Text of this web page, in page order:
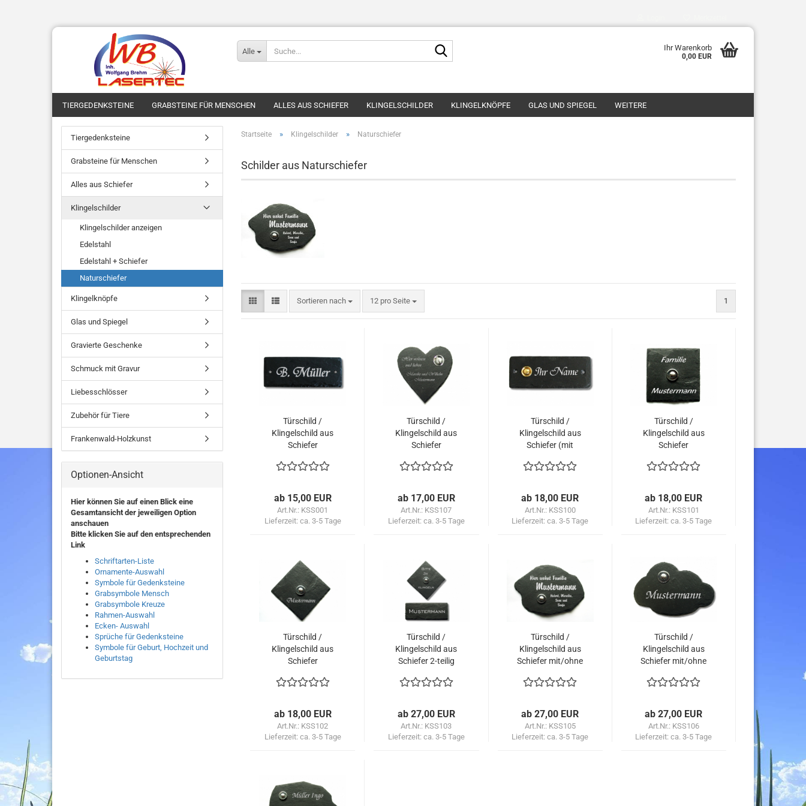
Alle Ihr Warenkorb
0,00 EUR
TIERGEDENKSTEINE GRABSTEINE FÜR MENSCHEN ALLES AUS SCHIEFER KLINGELSCHILDER KLINGELKNÖPFE GLAS UND SPIEGEL WEITERE
Startseite » Klingelschilder » Naturschiefer
Schilder aus Naturschiefer
Sortieren nach
Sortieren nach 12 pro Seite
pro Seite 1
Türschild /
Klingelschild aus
Schiefer
ab 15,00 EUR
Art.Nr.: KSS001
Lieferzeit: ca. 3-5 Tage
Türschild /
Klingelschild aus
Schiefer
Klingelknopf
ab 17,00 EUR
Art.Nr.: KSS107
Lieferzeit: ca. 3-5 Tage
Türschild /
Klingelschild aus
Schiefer (mit
optional)
ab 18,00 EUR
Art.Nr.: KSS100
Lieferzeit:ca. 3-5 Tage
Türschild /
Klingelschild aus
Schiefer
(optional mit
ab 18,00 EUR
Art.Nr.: KSS101
Lieferzeit:ca. 3-5 Tage
Türschild /
Klingelschild aus
Schiefer
Klingelknopf
ab 18,00 EUR
Art.Nr.: KSS102
Lieferzeit: ca. 3-5 Tage
Türschild /
Klingelschild aus
Schiefer 2-teilig
optional)
ab 27,00 EUR
Art.Nr.: KSS103
Lieferzeit: ca. 3-5 Tage
Türschild /
Klingelschild aus
Schiefer mit/ohne
formwild
ab 27,00 EUR
Art.Nr.: KSS105
Lieferzeit:ca. 3-5 Tage
Türschild /
Klingelschild aus
Schiefer mit/ohne
Wolkenform
ab 27,00 EUR
Art.Nr.: KSS106
Lieferzeit:ca. 3-5 Tage
Tiergedenksteine
Grabsteine für Menschen
Alles aus Schiefer
Klingelschilder
Klingelschilder anzeigen
Edelstahl
Edelstahl + Schiefer
Naturschiefer
Klingelknöpfe
Glas und Spiegel
Gravierte Geschenke
Schmuck mit Gravur
Liebesschlösser
Zubehör für Tiere
Frankenwald-Holzkunst
Optionen-Ansicht
Hier können Sie auf einen Blick eine
Gesamtansicht der jeweiligen Option
anschauen
Bitte klicken Sie auf den entsprechenden
Link
Schriftarten-Liste
Ornamente-Auswahl
Symbole für Gedenksteine
Grabsymbole Mensch
Grabsymbole Kreuze
Rahmen-Auswahl
Ecken- Auswahl
Sprüche für Gedenksteine
Symbole für Geburt, Hochzeit und
Geburtstag